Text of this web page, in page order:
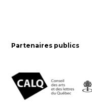
Partenaires publics